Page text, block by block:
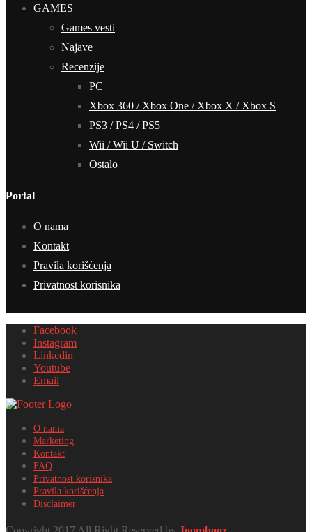
GAMES
Games vesti
Najave
Recenzije
PC
Xbox 360 / Xbox One / Xbox X / Xbox S
PS3 / PS4 / PS5
Wii / Wii U / Switch
Ostalo
Portal
O nama
Kontakt
Pravila korišćenja
Privatnost korisnika
Facebook
Instagram
Linkedin
Youtube
Email
O nama
Marketing
Kontakt
FAQ
Privatnost korisnika
Pravila korišćenja
Disclaimer